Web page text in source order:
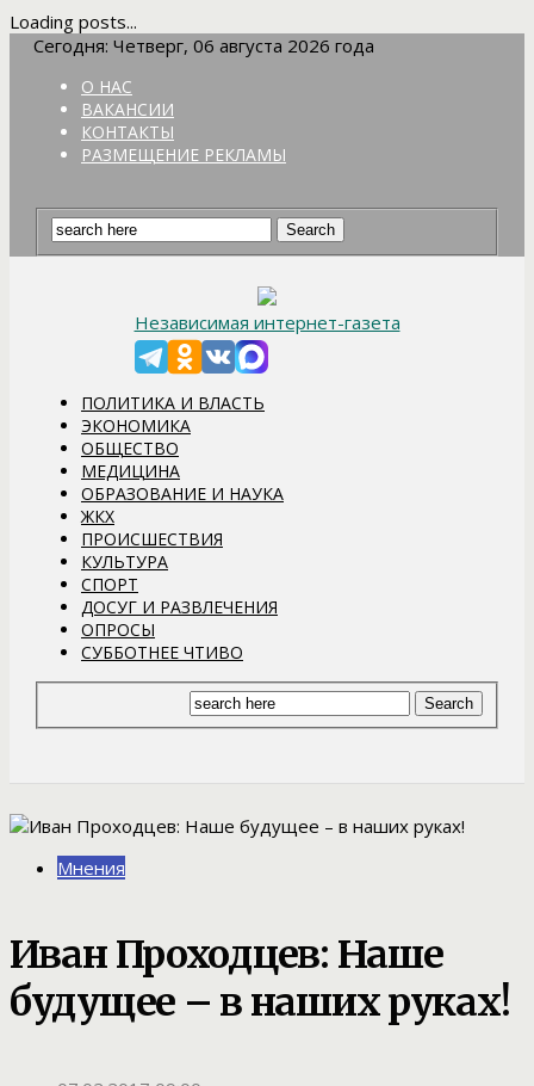
Loading posts...
Сегодня: Четверг, 06 августа 2026 года
О НАС
ВАКАНСИИ
КОНТАКТЫ
РАЗМЕЩЕНИЕ РЕКЛАМЫ
Независимая интернет-газета
ПОЛИТИКА И ВЛАСТЬ
ЭКОНОМИКА
ОБЩЕСТВО
МЕДИЦИНА
ОБРАЗОВАНИЕ И НАУКА
ЖКХ
ПРОИСШЕСТВИЯ
КУЛЬТУРА
СПОРТ
ДОСУГ И РАЗВЛЕЧЕНИЯ
ОПРОСЫ
СУББОТНЕЕ ЧТИВО
Мнения
Иван Проходцев: Наше
будущее – в наших руках!